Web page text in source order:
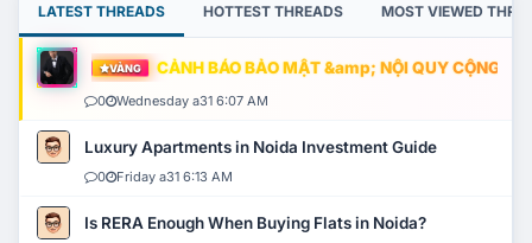
LATEST THREADS HOTTEST THREADS MOST VIEWED
VÀNG CẢNH BÁO BẢO MẬT &amp; NỘI QUY CỘNG
0 Wednesday a31 6:07 AM
Luxury Apartments in Noida Investment Guide
0 Friday a31 6:13 AM
Is RERA Enough When Buying Flats in Noida?